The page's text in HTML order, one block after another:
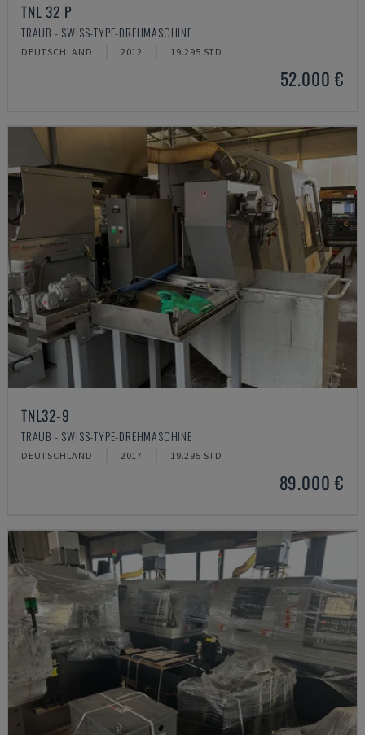
TNL 32 P
TRAUB - SWISS-TYPE-DREHMASCHINE
DEUTSCHLAND 2012 19.295 STD
52.000 €
TNL32-9
TRAUB - SWISS-TYPE-DREHMASCHINE
DEUTSCHLAND 2017 19.295 STD
89.000 €